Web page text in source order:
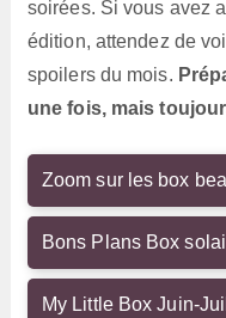
soirées. Si vous avez
édition, attendez de
spoilers du mois.
une fois, mais
Zoom sur les box
Bons Plans Box
My Little Box Juin-